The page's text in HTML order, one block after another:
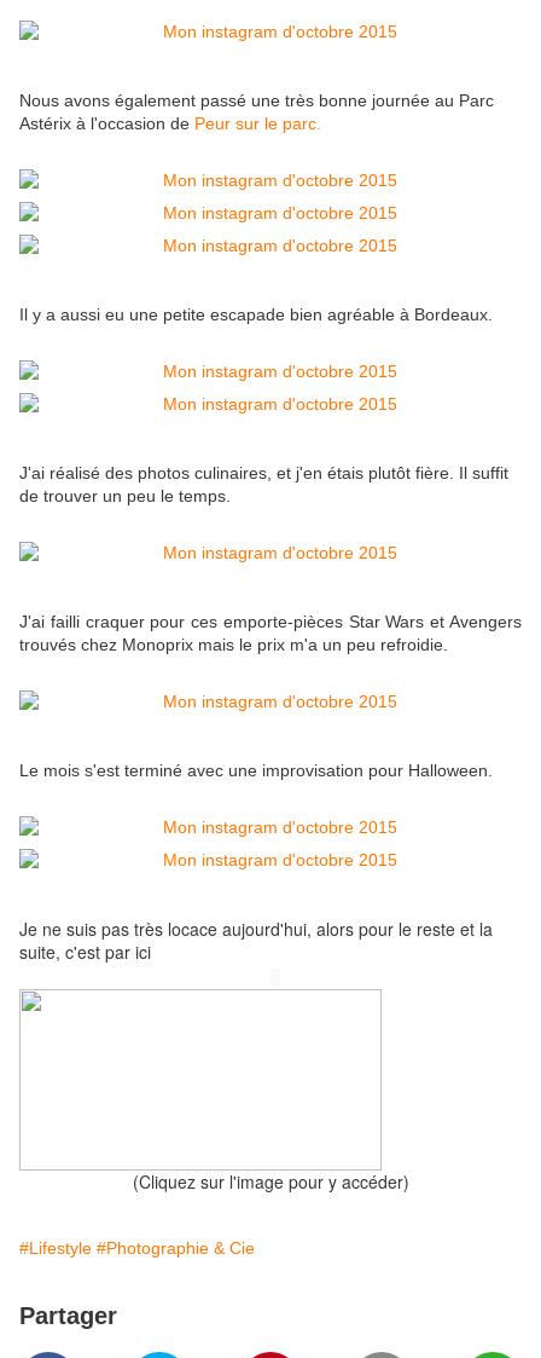
Nous avons également passé une très bonne journée au Parc
Astérix à l'occasion de Peur sur le parc.
Il y a aussi eu une petite escapade bien agréable à Bordeaux.
J'ai réalisé des photos culinaires, et j'en étais plutôt fière. Il suffit
de trouver un peu le temps.
J'ai failli craquer pour ces emporte-pièces Star Wars et Avengers
trouvés chez Monoprix mais le prix m'a un peu refroidie.
Le mois s'est terminé avec une improvisation pour Halloween.
Je ne suis pas très locace aujourd'hui, alors pour le reste et la
suite, c'est par ici
(Cliquez sur l'image pour y accéder)
#Lifestyle #Photographie & Cie
Partager